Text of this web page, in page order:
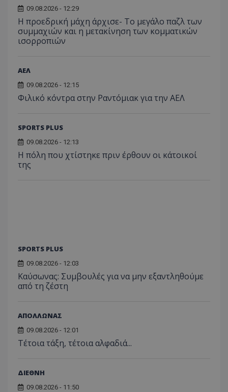
09.08.2026 - 12:29
Η προεδρική μάχη άρχισε- Το μεγάλο παζλ των
συμμαχιών και η μετακίνηση των κομματικών
ισορροπιών
ΑΕΛ
09.08.2026 - 12:15
Φιλικό κόντρα στην Ραντόμιακ για την ΑΕΛ
SPORTS PLUS
09.08.2026 - 12:13
Η πόλη που χτίστηκε πριν έρθουν οι κάτοικοί
της
SPORTS PLUS
09.08.2026 - 12:03
Kαύσωνας: Συμβουλές για να μην εξαντληθούμε
από τη ζέστη
ΑΠΟΛΛΩΝΑΣ
09.08.2026 - 12:01
Τέτοια τάξη, τέτοια αλφαδιά...
ΔΙΕΘΝΗ
09.08.2026 - 11:50